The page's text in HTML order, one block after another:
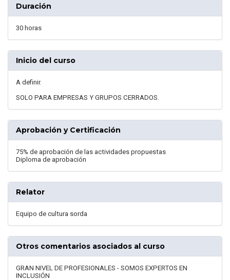
Duración
30 horas
Inicio del curso
A definir.
SOLO PARA EMPRESAS Y GRUPOS CERRADOS.
Aprobación y Certificación
75% de aprobación de las actividades propuestas
Diploma de aprobación
Relator
Equipo de cultura sorda
Otros comentarios asociados al curso
GRAN NIVEL DE PROFESIONALES - SOMOS EXPERTOS EN
INCLUSIÓN